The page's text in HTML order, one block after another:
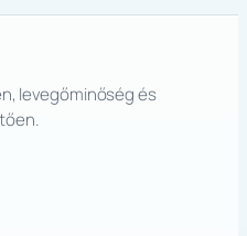
levegőminőség és